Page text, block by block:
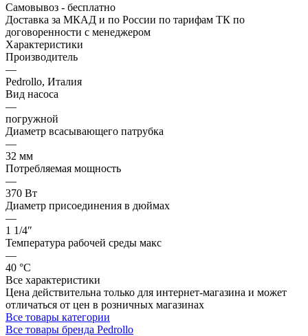
Самовывоз - бесплатно
Доставка за МКАД и по России по тарифам ТК по
договоренности с менеджером
Характеристики
Производитель
—
Pedrollo, Италия
Вид насоса
—
погружной
Диаметр всасывающего патрубка
—
32 мм
Потребляемая мощность
—
370 Вт
Диаметр присоединения в дюймах
—
1 1/4″
Температура рабочей среды макс
—
40 °С
Все характеристики
Цена действительна только для интернет-магазина и может
отличаться от цен в розничных магазинах
Все товары категории
Все товары бренда Pedrollo